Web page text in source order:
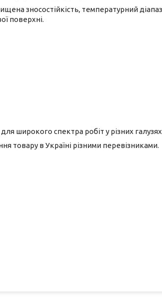
зносостійкість, температурний
поверхні.
широкого спектра робіт у різних
товару в Україні різними перевізниками.